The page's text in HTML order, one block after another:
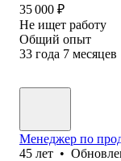
35 000 ₽
Не ищет работу
Общий опыт
33 года 7 месяцев
Менеджер по
45 лет •